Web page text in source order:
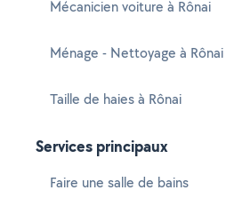
Mécanicien voiture à Rônai
Ménage - Nettoyage à Rônai
Taille de haies à Rônai
Services principaux
Faire une salle de bains